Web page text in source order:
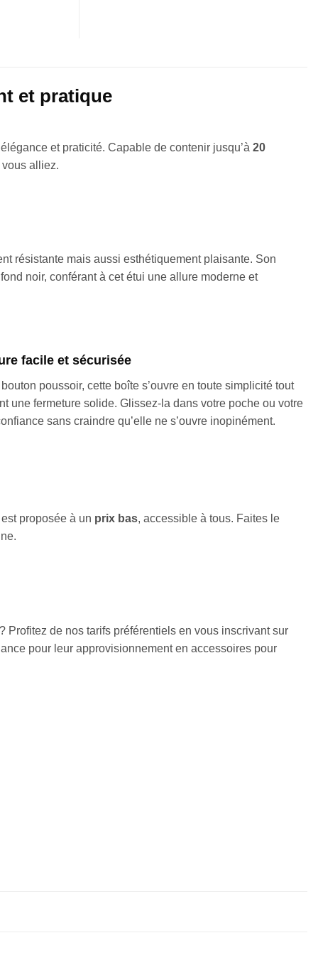
et pratique
et praticité. Capable de contenir jusqu’à 20
alliez.
résistante mais aussi esthétiquement plaisante. Son
noir, conférant à cet étui une allure moderne et
facile et sécurisée
bouton poussoir, cette boîte s’ouvre en toute simplicité tout
une fermeture solide. Glissez-la dans votre poche ou votre
sans craindre qu’elle ne s’ouvre inopinément.
proposée à un prix bas, accessible à tous. Faites le
? Profitez de nos tarifs préférentiels en vous inscrivant sur
pour leur approvisionnement en accessoires pour